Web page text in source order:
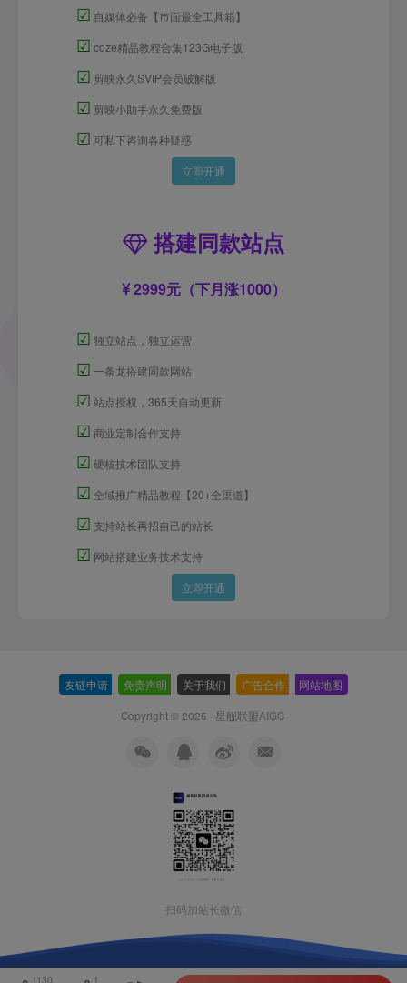
☑ 自媒体必备【市面最全工具箱】
☑ coze精品教程合集123G电子版
☑ 剪映永久SVIP会员破解版
☑ 剪映小助手永久免费版
☑ 可私下咨询各种疑惑
立即开通
搭建同款站点
2999元（下月涨1000）
☑ 独立站点，独立运营
☑ 一条龙搭建同款网站
☑ 站点授权，365天自动更新
☑ 商业定制合作支持
☑ 硬核技术团队支持
☑ 全域推广精品教程【20+全渠道】
☑ 支持站长再招自己的站长
☑ 网站搭建业务技术支持
立即开通
友链申请 免责声明 关于我们 广告合作 网站地图
Copyright © 2025 · 星舰联盟AIGC
扫码加站长微信
1130 1